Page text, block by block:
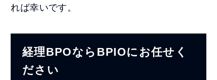
れば幸いです。
経理BPOならBPIOにお任せく
ださい